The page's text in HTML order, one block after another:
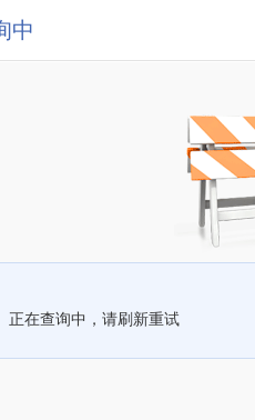
中
正在查询中，请刷新重试